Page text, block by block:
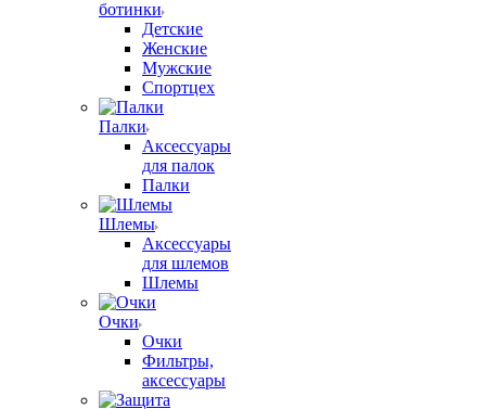
ботинки
Детские
Женские
Мужские
Спортцех
Палки
Аксессуары
для палок
Палки
Шлемы
Аксессуары
для шлемов
Шлемы
Очки
Очки
Фильтры,
аксессуары